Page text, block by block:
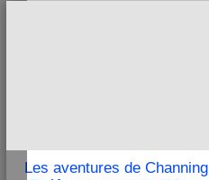
Les aventures de